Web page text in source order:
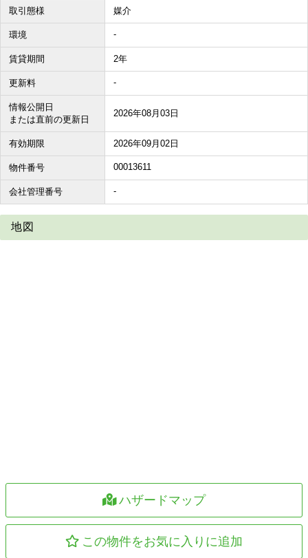
取引態様 媒介
環境 -
賃貸期間 2年
更新料 -
情報公開日
または直前の更新日
2026年08月03日
有効期限 2026年09月02日
物件番号 00013611
会社管理番号 -
地図
ハザードマップ
この物件をお気に入りに追加